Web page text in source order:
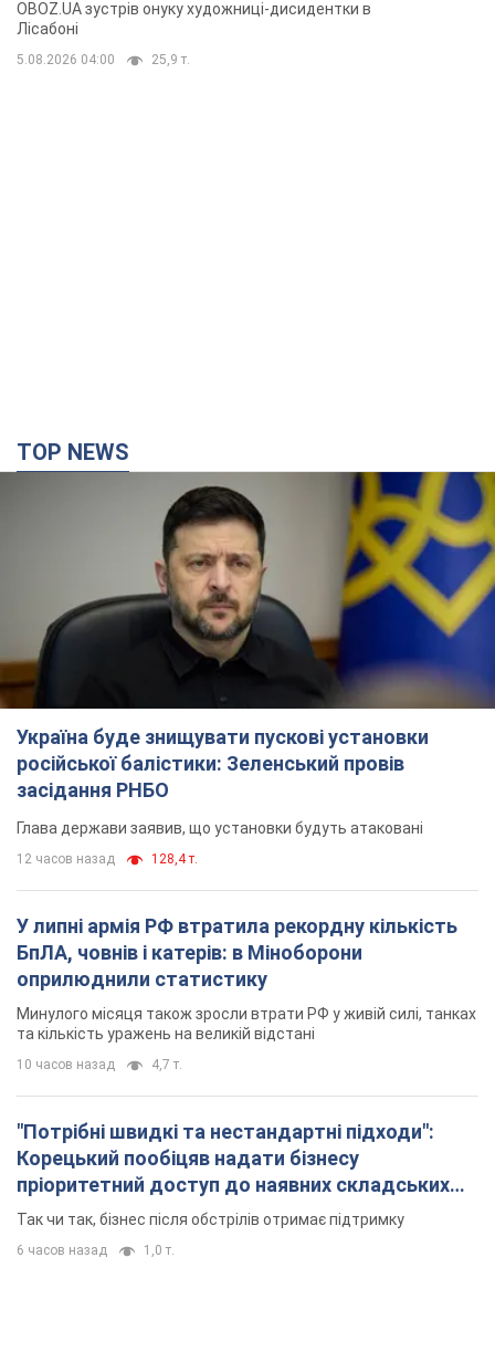
Португалію з 5 дітьми
OBOZ.UA зустрів онуку художниці-дисидентки в
Лісабоні
5.08.2026 04:00 25,9 т.
TOP NEWS
Україна буде знищувати пускові установки
російської балістики: Зеленський провів
засідання РНБО
Глава держави заявив, що установки будуть атаковані
12 часов назад 128,4 т.
У липні армія РФ втратила рекордну кількість
БпЛА, човнів і катерів: в Міноборони
оприлюднили статистику
Минулого місяця також зросли втрати РФ у живій силі, танках
та кількість уражень на великій відстані
10 часов назад 4,7 т.
"Потрібні швидкі та нестандартні підходи":
Корецький пообіцяв надати бізнесу
пріоритетний доступ до наявних складських
приміщень
Так чи так, бізнес після обстрілів отримає підтримку
6 часов назад 1,0 т.